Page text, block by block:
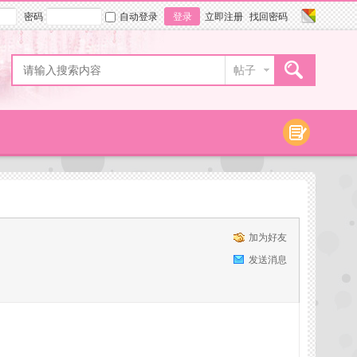
密码 自动登录 登录 立即注册 找回密码
帖子
加为好友
发送消息